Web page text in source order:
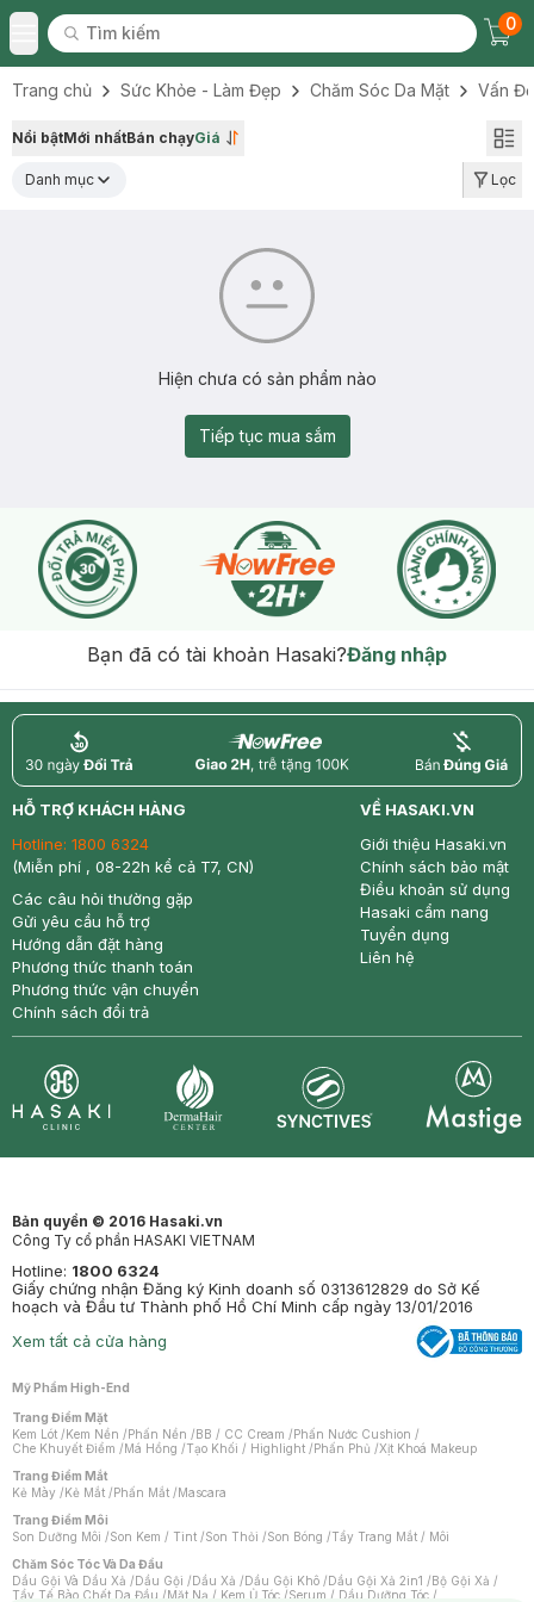
Toggle Menu
Tìm kiếm
Tìm kiếm
0
Trang chủ Sức Khỏe - Làm Đẹp Chăm Sóc Da Mặt Vấn
Nổi bậtMới nhấtBán chạyGiá
Danh mục Lọc
Hiện chưa có sản phẩm nào
Tiếp tục mua sắm
Bạn đã có tài khoản Hasaki?Đăng nhập
return nowfree price
HỖ TRỢ KHÁCH HÀNG
Hotline: 1800 6324
(Miễn phí , 08-22h kể cả T7, CN)
Các câu hỏi thường gặp
Gửi yêu cầu hỗ trợ
Hướng dẫn đặt hàng
Phương thức thanh toán
Phương thức vận chuyển
Chính sách đổi trả
VỀ HASAKI.VN
Giới thiệu Hasaki.vn
Chính sách bảo mật
Điều khoản sử dụng
Hasaki cẩm nang
Tuyển dụng
Liên hệ
Bản quyền © 2016 Hasaki.vn
Công Ty cổ phần HASAKI VIETNAM
Hotline: 1800 6324
Giấy chứng nhận Đăng ký Kinh doanh số 0313612829 do Sở Kế
hoạch và Đầu tư Thành phố Hồ Chí Minh cấp ngày 13/01/2016
Xem tất cả cửa hàng
Mỹ Phẩm High-End
Trang Điểm Mặt
Kem Lót /Kem Nền /Phấn Nền /BB / CC Cream /Phấn Nước Cushion /
Che Khuyết Điểm /Má Hồng /Tạo Khối / Highlight /Phấn Phủ /Xịt Khoá Makeup
Trang Điểm Mắt
Kẻ Mày /Kẻ Mắt /Phấn Mắt /Mascara
Trang Điểm Môi
Son Dưỡng Môi /Son Kem / Tint /Son Thỏi /Son Bóng /Tẩy Trang Mắt / Môi
Chăm Sóc Tóc Và Da Đầu
Dầu Gội Và Dầu Xả /Dầu Gội /Dầu Xả /Dầu Gội Khô /Dầu Gội Xả 2in1 /Bộ Gội Xả /
Tẩy Tế Bào Chết Da Đầu /Mặt Nạ / Kem Ủ Tóc /Serum / Dầu Dưỡng Tóc /